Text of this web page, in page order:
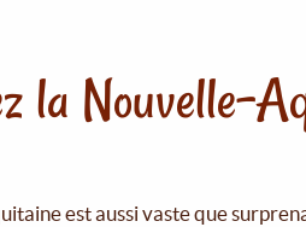
la Nouvelle-
est aussi vaste que